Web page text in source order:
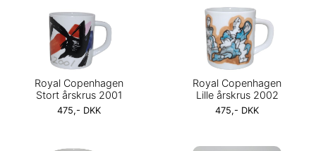
Royal Copenhagen
Stort årskrus 2001
475,- DKK
Royal Copenhagen
Lille årskrus 2002
475,- DKK